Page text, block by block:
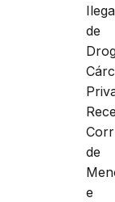
de
de
e